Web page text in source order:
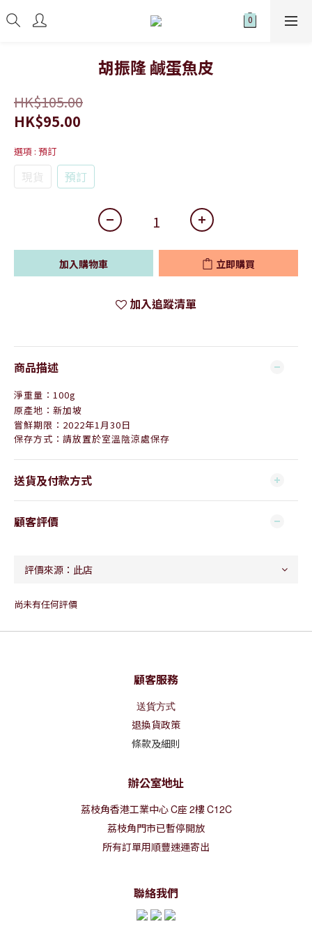
胡振隆 鹹蛋魚皮
HK$105.00
HK$95.00
選項 : 預訂
現貨 預訂
加入購物車 立即購買
加入追蹤清單
商品描述
淨重量：100g
原產地：新加坡
嘗鮮期限：2022年1月30日
保存方式：請放置於室溫陰涼處保存
送貨及付款方式
顧客評價
尚未有任何評價
顧客服務
送貨方式
退換貨政策
條款及細則
辦公室地址
荔枝角香港工業中心C座2樓C12C
荔枝角門市已暫停開放
所有訂單用順豐速運寄出
聯絡我們